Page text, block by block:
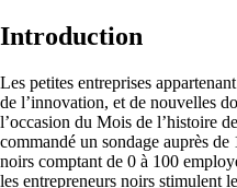
Introduction
Les petites entreprises
de l’innovation, et de nouvelles
l’occasion du Mois de l’histoire
commandé un sondage auprès
noirs comptant de 0 à 100
les entrepreneurs noirs stimulent